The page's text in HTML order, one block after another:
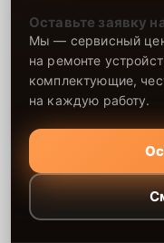
Оставьте заявку
Мы — сервисный
на ремонте
комплектующие,
на каждую работу.